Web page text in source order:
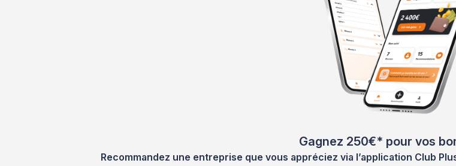
Gagnez 250€* pour vos
Recommandez une entreprise que vous appréciez via l’application Club